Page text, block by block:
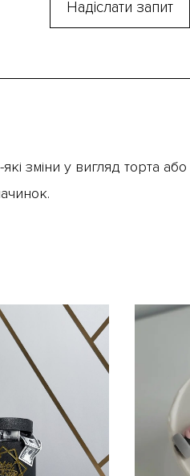
зміни у вигляд торта або